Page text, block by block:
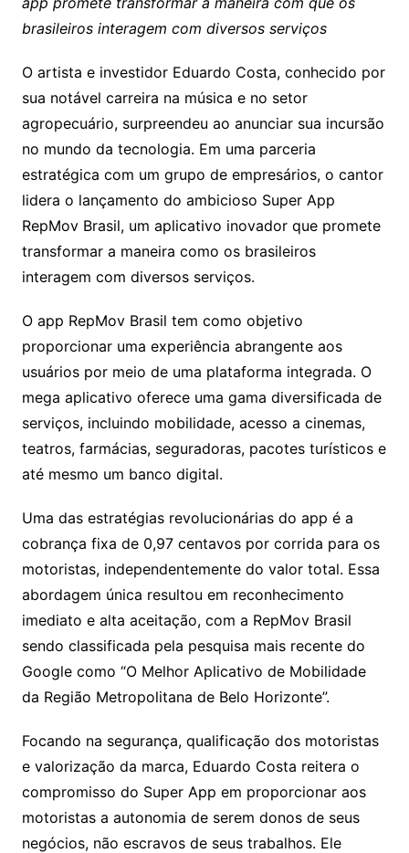
brasileiros interagem com diversos serviços
O artista e investidor Eduardo Costa, conhecido por
sua notável carreira na música e no setor
agropecuário, surpreendeu ao anunciar sua incursão
no mundo da tecnologia. Em uma parceria
estratégica com um grupo de empresários, o cantor
lidera o lançamento do ambicioso Super App
RepMov Brasil, um aplicativo inovador que promete
transformar a maneira como os brasileiros
interagem com diversos serviços.
O app RepMov Brasil tem como objetivo
proporcionar uma experiência abrangente aos
usuários por meio de uma plataforma integrada. O
mega aplicativo oferece uma gama diversificada de
serviços, incluindo mobilidade, acesso a cinemas,
teatros, farmácias, seguradoras, pacotes turísticos e
até mesmo um banco digital.
Uma das estratégias revolucionárias do app é a
cobrança fixa de 0,97 centavos por corrida para os
motoristas, independentemente do valor total. Essa
abordagem única resultou em reconhecimento
imediato e alta aceitação, com a RepMov Brasil
sendo classificada pela pesquisa mais recente do
Google como “O Melhor Aplicativo de Mobilidade
da Região Metropolitana de Belo Horizonte”.
Focando na segurança, qualificação dos motoristas
e valorização da marca, Eduardo Costa reitera o
compromisso do Super App em proporcionar aos
motoristas a autonomia de serem donos de seus
negócios, não escravos de seus trabalhos. Ele